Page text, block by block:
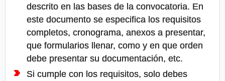
descrito en las bases de la convocatoria. En
este documento se especifica los requisitos
completos, cronograma, anexos a presentar,
que formularios llenar, como y en que orden
debe presentar su documentación, etc.
Si cumple con los requisitos, solo debes